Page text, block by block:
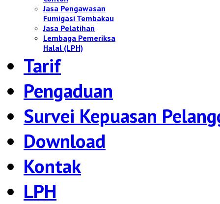
Jasa Pengawasan
Fumigasi Tembakau
Jasa Pelatihan
Lembaga Pemeriksa
Halal (LPH)
Tarif
Pengaduan
Survei Kepuasan
Download
Kontak
LPH